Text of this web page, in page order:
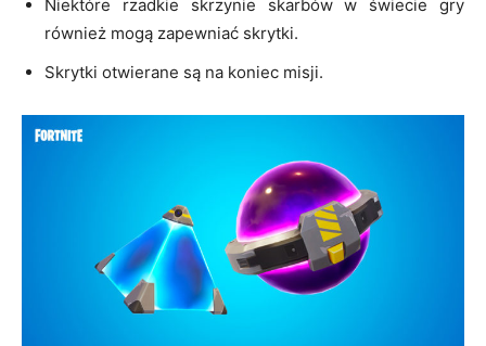
Niektóre rzadkie skrzynie skarbów w świecie gry
również mogą zapewniać skrytki.
Skrytki otwierane są na koniec misji.